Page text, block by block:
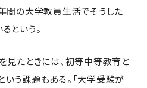
間の大学教員生活でそうした
という。
見たときには、初等中等教育と
う課題もある。「大学受験が